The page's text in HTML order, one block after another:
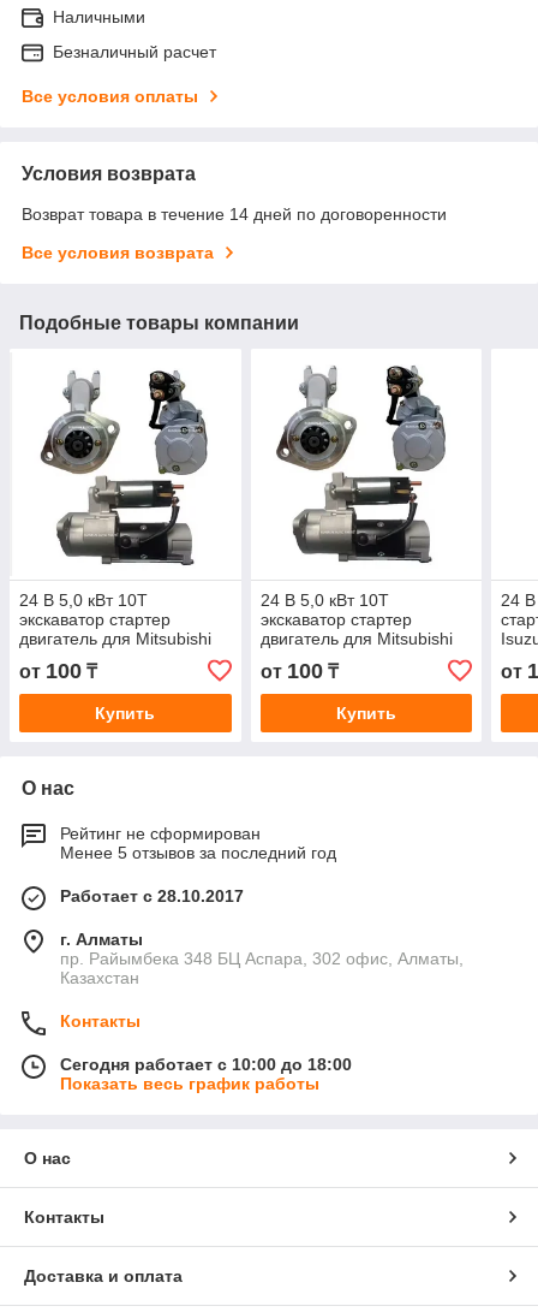
Наличными
Безналичный расчет
Все условия оплаты
Условия возврата
Возврат товара в течение 14 дней по договоренности
Все условия возврата
Подобные товары компании
24 В 5,0 кВт 10T
экскаватор стартер
двигатель для Mitsubishi
S6K S6E E200B E312D
M3T56181 M3T56174 2-
2087-MI
от 100 ₸
Купить
24 В 5,0 кВт 10T
экскаватор стартер
двигатель для Mitsubishi
S6K S6E E200B E312D
M3T56181 M3T56174 2-
2087-MI
от 100₸
Купить
24 В
от
О нас
Рейтинг не сформирован
Менее 5 отзывов за последний год
Работает с 28.10.2017
г. Алматы
пр. Райымбека 348 БЦ Аспара, 302 офис, Алматы,
Казахстан
Контакты
Сегодня работает с 10:00 до 18:00
Показать весь график работы
О нас
Контакты
Доставка и оплата